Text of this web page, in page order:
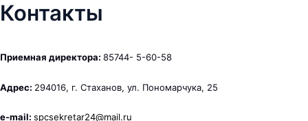
Контакты
Приемная директора: 85744- 5-60-58
Адрес: 294016, г. Стаханов, ул. Пономарчука, 25
e-mail: spcsekretar24@mail.ru